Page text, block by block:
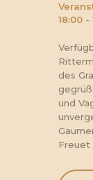
18:00 -
des
und
Freuet